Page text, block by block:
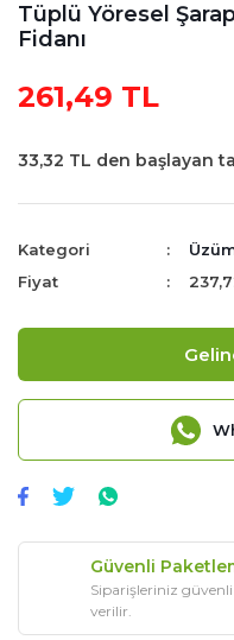
Tüplü Yöresel
Fidanı
261,49 TL
33,32 TL den başlayan
Kategori
Fiyat
Güvenli
Siparişleriniz
verilir.